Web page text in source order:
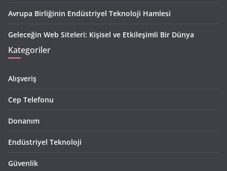
Avrupa Birliğinin Endüstriyel Teknoloji Hamlesi
Geleceğin Web Siteleri: Kişisel ve Etkileşimli Bir Dünya
Kategoriler
Alışveriş
Cep Telefonu
Donanım
Endüstriyel Teknoloji
Güvenlik